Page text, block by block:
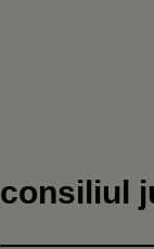
consiliul